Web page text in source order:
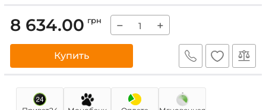
8 634.00 грн − +
Купить